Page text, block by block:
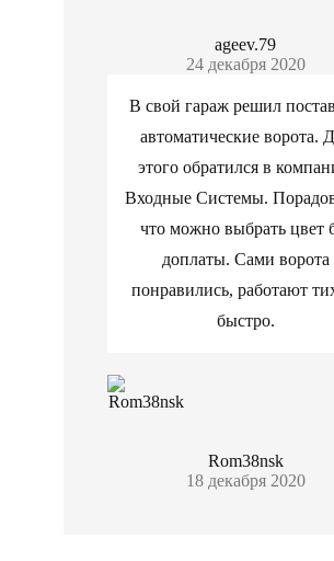
ageev.79
24 декабря 2020
В свой гараж решил
автоматические ворота.
этого обратился в
Входные Системы.
что можно выбрать цвет
доплаты. Сами ворота
понравились, работают
быстро.
Rom38nsk
18 декабря 2020